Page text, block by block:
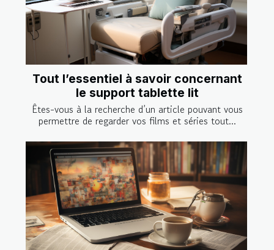
Tout l’essentiel à savoir concernant
le support tablette lit
Êtes-vous à la recherche d’un article pouvant vous
permettre de regarder vos films et séries tout...